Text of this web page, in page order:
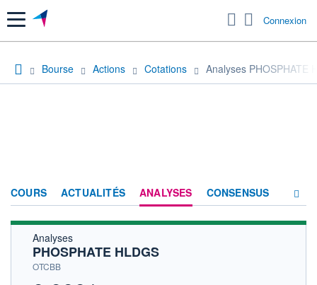
Menu Connexion
Bourse Actions Cotations Analyses PHOSPHATE
COURS ACTUALITÉS ANALYSES CONSENSUS
Analyses
PHOSPHATE HLDGS
OTCBB